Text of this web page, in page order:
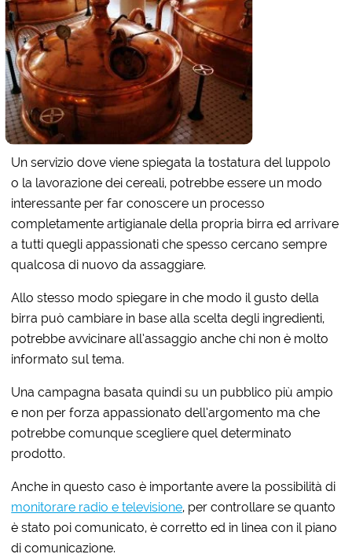
Un servizio dove viene spiegata la tostatura del luppolo
o la lavorazione dei cereali, potrebbe essere un modo
interessante per far conoscere un processo
completamente artigianale della propria birra ed arrivare
a tutti quegli appassionati che spesso cercano sempre
qualcosa di nuovo da assaggiare.
Allo stesso modo spiegare in che modo il gusto della
birra può cambiare in base alla scelta degli ingredienti,
potrebbe avvicinare all’assaggio anche chi non è molto
informato sul tema.
Una campagna basata quindi su un pubblico più ampio
e non per forza appassionato dell’argomento ma che
potrebbe comunque scegliere quel determinato
prodotto.
Anche in questo caso è importante avere la possibilità di
monitorare radio e televisione, per controllare se quanto
è stato poi comunicato, è corretto ed in linea con il piano
di comunicazione.